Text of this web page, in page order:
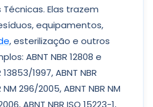
Elas trazem
equipamentos,
, esterilização e outros
ABNT NBR 12808 e
13853/1997, ABNT NBR
NM 296/2005, ABNT NBR NM
ABNT NBR ISO 15223-1,